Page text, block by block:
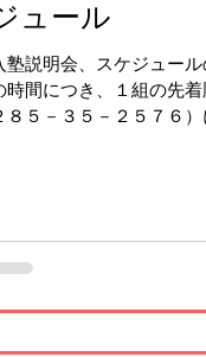
ュール
塾説明会、スケジュー
時間につき、１組の先
８５－３５－２５７６